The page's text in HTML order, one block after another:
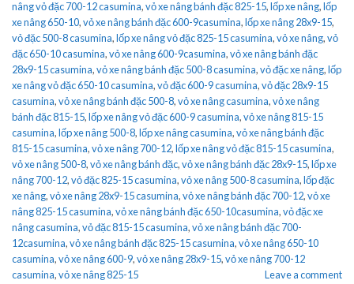
nâng vỏ đặc 700-12 casumina,vỏ xe nâng bánh đặc 825-15,lốp xe nâng,lốp
xe nâng 650-10,vỏ xe nâng bánh đặc 600-9casumina,lốp xe nâng 28x9-15,
vỏ đặc 500-8 casumina,lốp xe nâng vỏ đặc 825-15 casumina,vỏ xe nâng,vỏ
đặc 650-10 casumina,vỏ xe nâng 600-9casumina,vỏ xe nâng bánh đặc
28x9-15 casumina,vỏ xe nâng bánh đặc 500-8 casumina,vỏ đặc xe nâng,lốp
xe nâng vỏ đặc 650-10 casumina,vỏ đặc 600-9 casumina,vỏ đặc 28x9-15
casumina,vỏ xe nâng bánh đặc 500-8,vỏ xe nâng casumina,vỏ xe nâng
bánh đặc 815-15,lốp xe nâng vỏ đặc 600-9 casumina,vỏ xe nâng 815-15
casumina,lốp xe nâng 500-8,lốp xe nâng casumina,vỏ xe nâng bánh đặc
815-15 casumina,vỏ xe nâng 700-12,lốp xe nâng vỏ đặc 815-15 casumina,
vỏ xe nâng 500-8,vỏ xe nâng bánh đặc,vỏ xe nâng bánh đặc 28x9-15,lốp xe
nâng 700-12,vỏ đặc 825-15 casumina,vỏ xe nâng 500-8 casumina,lốp đặc
xe nâng,vỏ xe nâng 28x9-15 casumina,vỏ xe nâng bánh đặc 700-12,vỏ xe
nâng 825-15 casumina,vỏ xe nâng bánh đặc 650-10casumina,vỏ đặc xe
nâng casumina,vỏ đặc 815-15 casumina,vỏ xe nâng bánh đặc 700-
12casumina,vỏ xe nâng bánh đặc 825-15 casumina,vỏ xe nâng 650-10
casumina,vỏ xe nâng 600-9,vỏ xe nâng 28x9-15,vỏ xe nâng 700-12
casumina,vỏ xe nâng 825-15 Leave a comment